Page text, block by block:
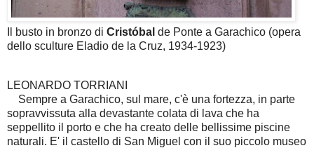
Il busto in bronzo di Cristóbal de Ponte a Garachico (opera
dello sculture Eladio de la Cruz, 1934-1923)
LEONARDO TORRIANI
Sempre a Garachico, sul mare, c'è una fortezza, in parte
sopravvissuta alla devastante colata di lava che ha
seppellito il porto e che ha creato delle bellissime piscine
naturali. E' il castello di San Miguel con il suo piccolo museo